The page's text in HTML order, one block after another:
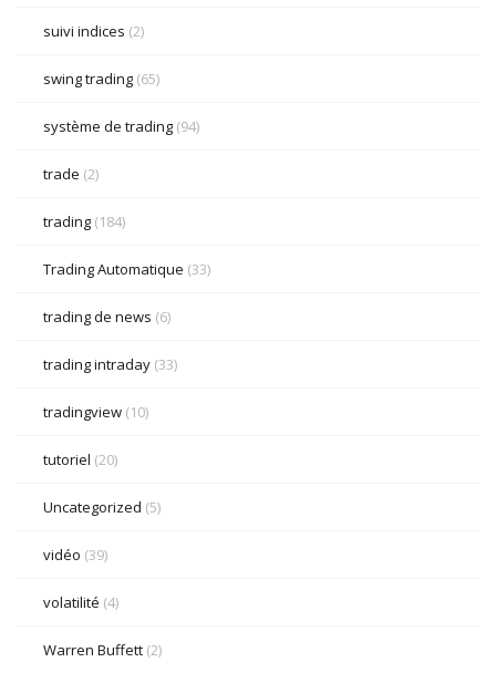
suivi indices (2)
swing trading (65)
système de trading (94)
trade (2)
trading (184)
Trading Automatique (33)
trading de news (6)
trading intraday (33)
tradingview (10)
tutoriel (20)
Uncategorized (5)
vidéo (39)
volatilité (4)
Warren Buffett (2)